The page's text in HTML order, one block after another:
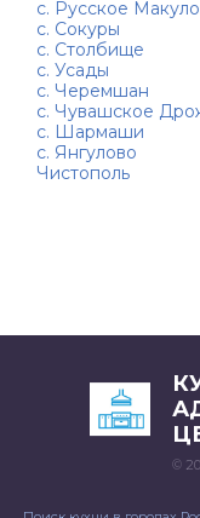
с. Русское
с. Сокуры
с. Столбище
с. Усады
с. Черемшан
с. Чувашское
с. Шармаши
с. Янгулово
Чистополь
©